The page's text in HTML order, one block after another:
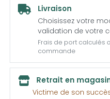
Livraison
Choisissez votre
validation de votre
Frais de port calculés
commande
Retrait en
Victime de son